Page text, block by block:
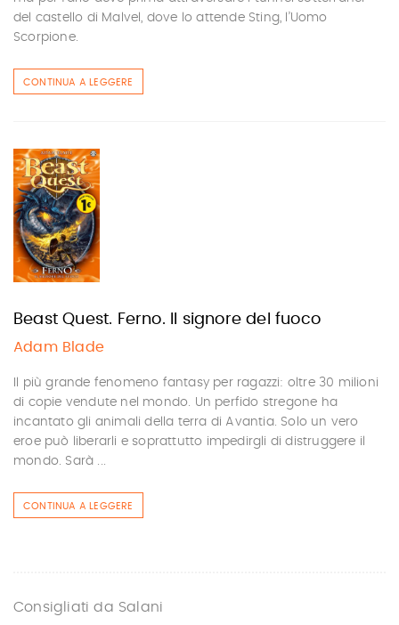
del castello di Malvel, dove lo attende Sting, l’Uomo
Scorpione.
CONTINUA A LEGGERE
Beast Quest. Ferno. Il signore del fuoco
Adam Blade
Il più grande fenomeno fantasy per ragazzi: oltre 30 milioni
di copie vendute nel mondo. Un perfido stregone ha
incantato gli animali della terra di Avantia. Solo un vero
eroe può liberarli e soprattutto impedirgli di distruggere il
mondo. Sarà ...
CONTINUA A LEGGERE
Consigliati da Salani